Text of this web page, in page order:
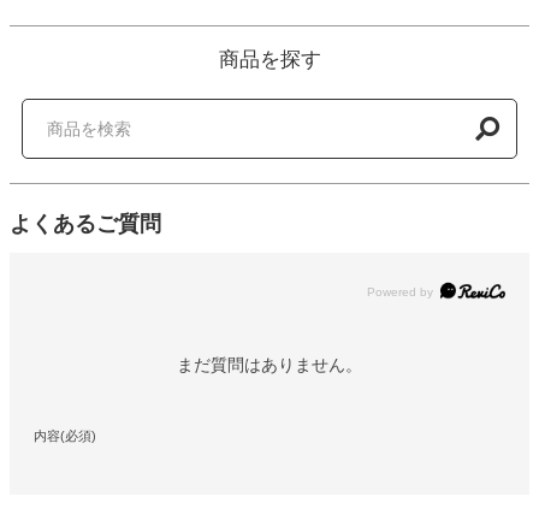
商品を探す
よくあるご質問
Powered by
まだ質問はありません。
内容(必須)